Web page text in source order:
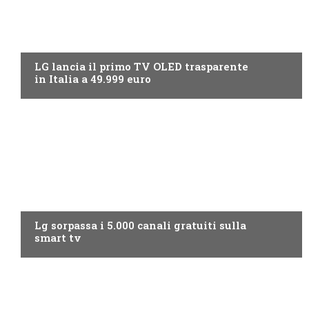
LG lancia il primo TV OLED trasparente
in Italia a 49.999 euro
Lg sorpassa i 5.000 canali gratuiti sulla
smart tv